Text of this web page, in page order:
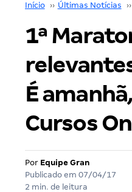
Início ›› Últimas Notícias ››
1ª
É
Cursos
Por Equipe Gran
Publicado em 07/04/17
2 min. de leitura